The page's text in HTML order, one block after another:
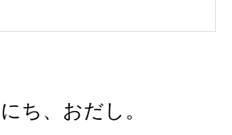
ち、おだし。